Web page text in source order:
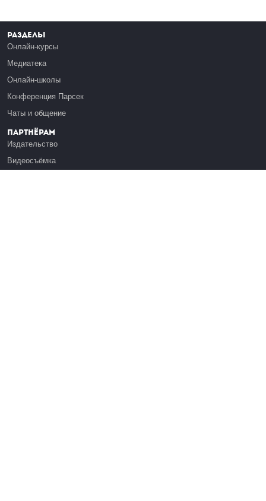
Разделы
Онлайн-курсы
Медиатека
Онлайн-школы
Конференция Парсек
Чаты и общение
Партнёрам
Издательство
Видеосъёмка